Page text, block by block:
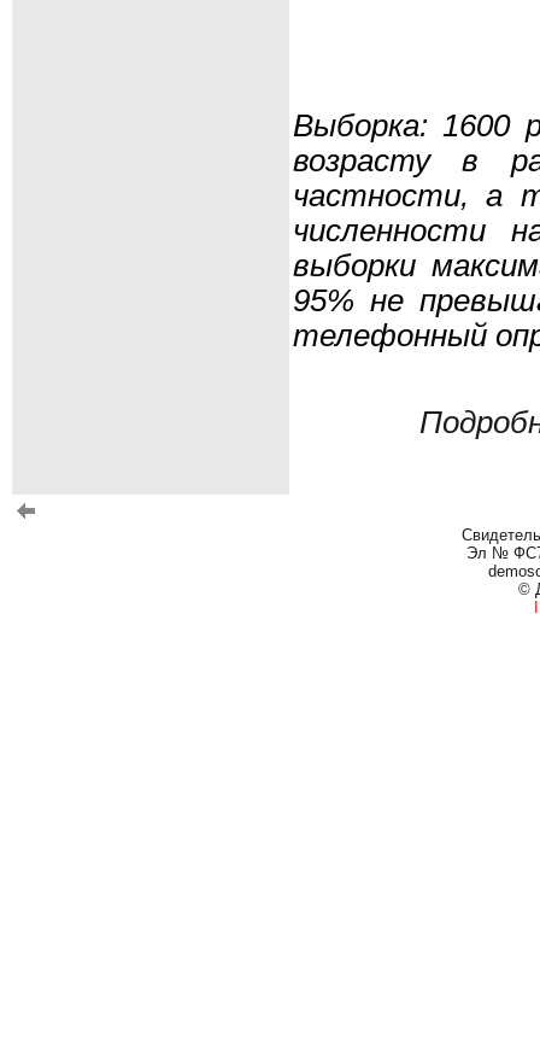
Выборка: 1600
возрасту в
частности, а
численности
выборки
95% не
телефонный
Эл №
©